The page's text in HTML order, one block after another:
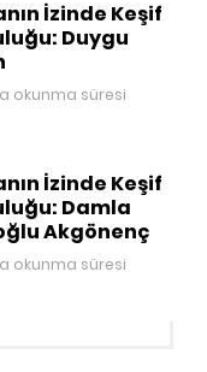
İzinde Keşif
Duygu
okunma süresi
İzinde Keşif
Damla
Akgönenç
okunma süresi